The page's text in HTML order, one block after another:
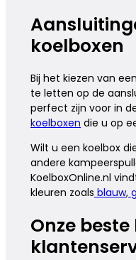
koelboxen
Bij het kiezen van
te letten op de
perfect zijn voor in
koelboxen die u op
Wilt u een koelbox
andere
KoelboxOnline.nl
kleuren zoals blauw,
Onze